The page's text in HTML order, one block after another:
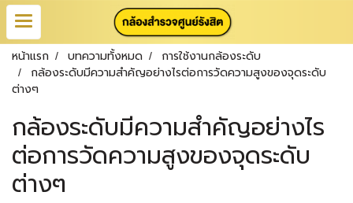
หน้าแรก บทความทั้งหมด
การใช้งานกล้องระดับ
กล้องระดับมีความสำคัญอย่างไรต่อการวัดความสูงของจุดระดับ
ต่างๆ
กล้องระดับมีความสำคัญอย่างไร
ต่อการวัดความสูงของจุดระดับ
ต่างๆ